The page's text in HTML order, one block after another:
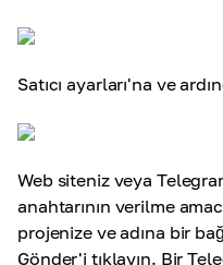
Satıcı ayarları'na ve
Web siteniz veya
anahtarının verilme
projenize ve adına bir
Gönder'i tıklayın. Bir